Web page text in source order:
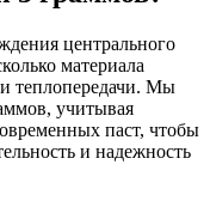
центрального
материала
теплопередачи. Мы
учитывая
паст, чтобы
и надежность